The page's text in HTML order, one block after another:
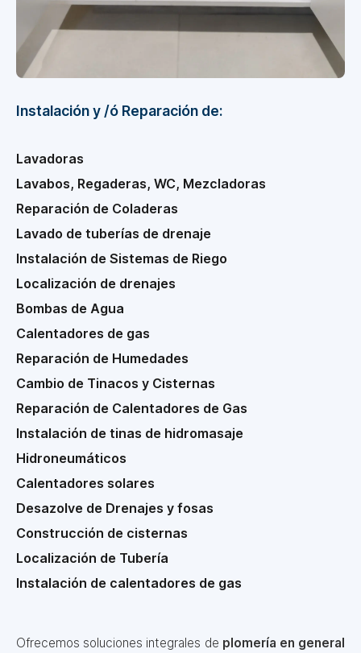
Instalación y /ó Reparación de:
Lavadoras
Lavabos, Regaderas, WC, Mezcladoras
Reparación de Coladeras
Lavado de tuberías de drenaje
Instalación de Sistemas de Riego
Localización de drenajes
Bombas de Agua
Calentadores de gas
Reparación de Humedades
Cambio de Tinacos y Cisternas
Reparación de Calentadores de Gas
Instalación de tinas de hidromasaje
Hidroneumáticos
Calentadores solares
Desazolve de Drenajes y fosas
Construcción de cisternas
Localización de Tubería
Instalación de calentadores de gas
Ofrecemos soluciones integrales de plomería en general